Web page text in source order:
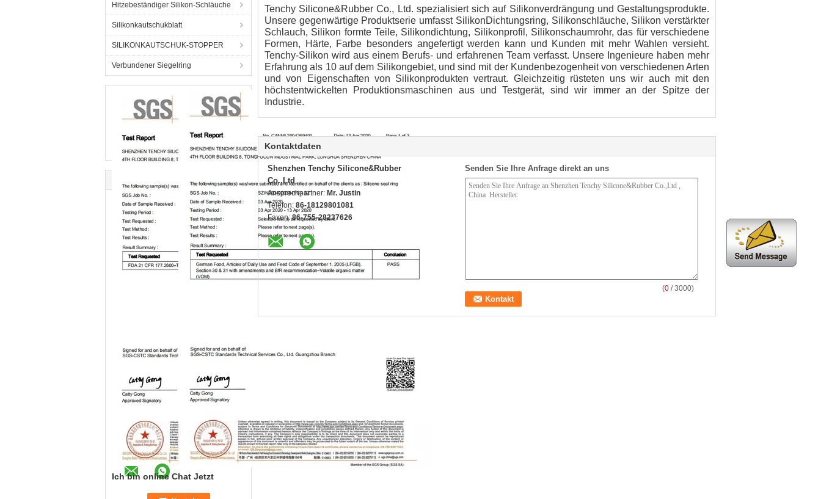
Hitzebeständiger Silikon-Schläuche
Silikonkautschukblatt
SILIKONKAUTSCHUK-STOPPER
Verbundener Siegelring
Ich bin online Chat Jetzt
Tenchy Silicone&Rubber Co., Ltd. spezialisiert sich auf Silikonverdrängung und Gestaltungsprodukte.
Unsere gegenwärtige Produktserie umfasst SilikonDichtungsring, Silikonschläuche, Silikon verstärkter
Schlauch, Silikon formte Teile, Silikondichtung, Silikonprofil, Silikonschaumrohr, das für verschiedene
Formen, Härte, Farbe besonders angefertigt werden kann und Kunden mit mehr Wahlen versieht.
Tenchy-Silikon wird aus einem Berufs- und erfahrenen Team verfasst. Unsere Ingenieure haben mehr
Erfahrung als 10 auf dem Silikongebiet, und sind mit der Kundenbezogenheit von verschiedenen Arten
und von Eigenschaften von Silikonprodukten vertraut. Gleichzeitig rüsteten uns wir auch mit den
höchstentwickelten Produktionsmaschinen aus und Testgerät, sind wir immer an der Spitze der
Industrie.
Kontaktdaten
Shenzhen Tenchy Silicone&Rubber
Co.,Ltd
Ansprechpartner: Mr. Justin
Telefon: 86-18129801081
Faxen:86-755-28237626
Senden Sie Ihre Anfrage direkt an uns
(0 / 3000)